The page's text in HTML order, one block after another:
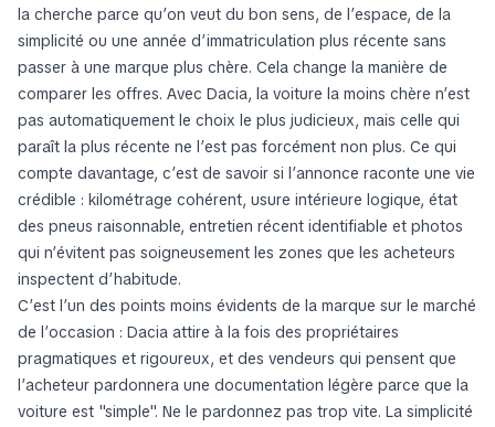
la cherche parce qu’on veut du bon sens, de l’espace, de la
simplicité ou une année d’immatriculation plus récente sans
passer à une marque plus chère. Cela change la manière de
comparer les offres. Avec Dacia, la voiture la moins chère n’est
pas automatiquement le choix le plus judicieux, mais celle qui
paraît la plus récente ne l’est pas forcément non plus. Ce qui
compte davantage, c’est de savoir si l’annonce raconte une vie
crédible : kilométrage cohérent, usure intérieure logique, état
des pneus raisonnable, entretien récent identifiable et photos
qui n’évitent pas soigneusement les zones que les acheteurs
inspectent d’habitude.
C’est l’un des points moins évidents de la marque sur le marché
de l’occasion : Dacia attire à la fois des propriétaires
pragmatiques et rigoureux, et des vendeurs qui pensent que
l’acheteur pardonnera une documentation légère parce que la
voiture est "simple". Ne le pardonnez pas trop vite. La simplicité